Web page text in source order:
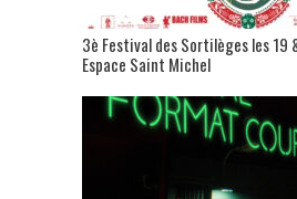
3è Festival des Sortilèges les 19
Espace Saint Michel